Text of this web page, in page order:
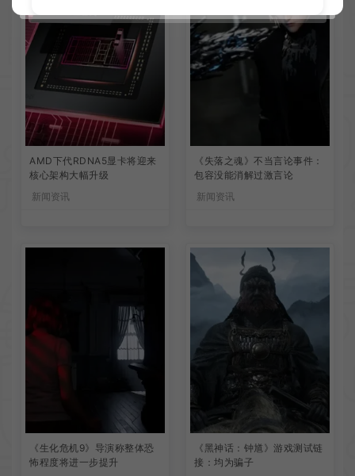
AMD下代RDNA5显卡将迎来
核心架构大幅升级
新闻资讯
《失落之魂》不当言论事件：
包容没能消解过激言论
新闻资讯
《生化危机9》导演称整体恐
怖程度将进一步提升
《黑神话：钟馗》游戏测试链
接：均为骗子